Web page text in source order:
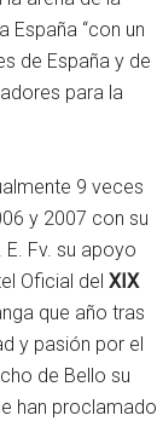
España “con un
de España y de
para la
9 veces
y 2007 con su
Fv. su apoyo
Oficial del XIX
que año tras
y pasión por el
de Bello su
han proclamado